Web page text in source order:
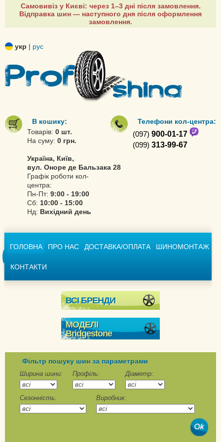
Самовивіз у Києві: через 1–3 дні після замовлення.
Відправка шин — наступного дня після оформлення
замовлення.
укр | рус
В кошику:
Товарів: 0 шт.
На суму: 0 грн.
Україна, Київ,
вул. Оноре де Бальзака 28
Графік роботи кол-
центра:
Пн-Пт: 9:00 - 19:00
Сб: 10:00 - 15:00
Нд: Вихідний день
Телефони кол-центра:
(097) 900-01-17
(099) 313-99-67
ГОЛОВНА ПРО НАС ДОСТАВКА/ОПЛАТА ШИНОМОНТАЖ
КОНТАКТИ
ВСІ БРЕНДИ
МОДЕЛІ
Bridgestone
Blizzak DM-V1
Blizzak DM-V2
Blizzak DM-V3
Blizzak ICE
Blizzak LM-001
Фільтр пошуку шин за параметрами
Ширина шини: Профіль: Діаметр:
Сезонність: Виробник: